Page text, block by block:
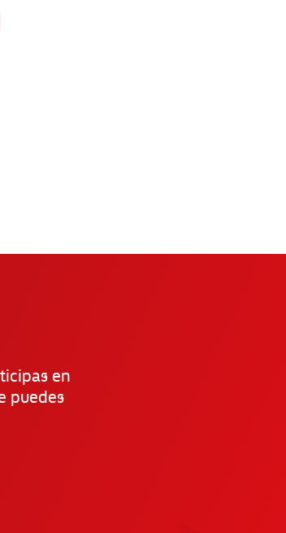
en
puedes